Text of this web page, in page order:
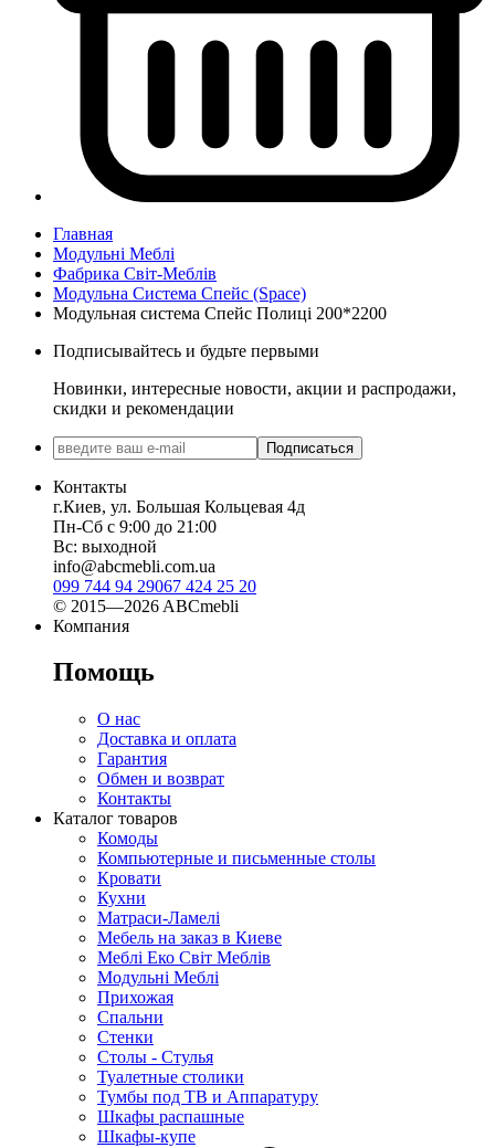
Главная
Модульні Меблі
Фабрика Світ-Меблів
Модульна Cистема Спейс (Space)
Модульная система Спейс Полиці 200*2200
Подписывайтесь и будьте первыми
Новинки, интересные новости, акции и распродажи,
скидки и рекомендации
Подписаться
Контакты
г.Киев, ул. Большая Кольцевая 4д
Пн-Сб с 9:00 до 21:00
Вс: выходной
info@abcmebli.com.ua
099 744 94 29067 424 25 20
© 2015—2026 ABCmebli
Компания
Помощь
О нас
Доставка и оплата
Гарантия
Обмен и возврат
Контакты
Каталог товаров
Комоды
Компьютерные и письменные столы
Кровати
Кухни
Матраси-Ламелі
Мебель на заказ в Киеве
Меблі Еко Світ Меблів
Модульні Меблі
Прихожая
Спальни
Стенки
Столы - Стулья
Туалетные столики
Тумбы под ТВ и Аппаратуру
Шкафы распашные
Шкафы-купе